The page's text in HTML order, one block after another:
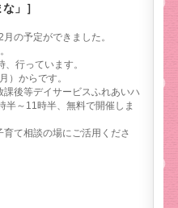
」］
の予定ができました。
行っています。
）からです。
後等デイサービスふれあいハ
半～11時半、無料で開催しま
て相談の場にご活用くださ